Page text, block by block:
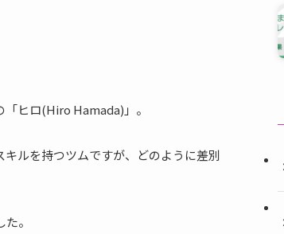
ヒロ(Hiro Hamada)」。
ルを持つツムですが、どのように差別
。